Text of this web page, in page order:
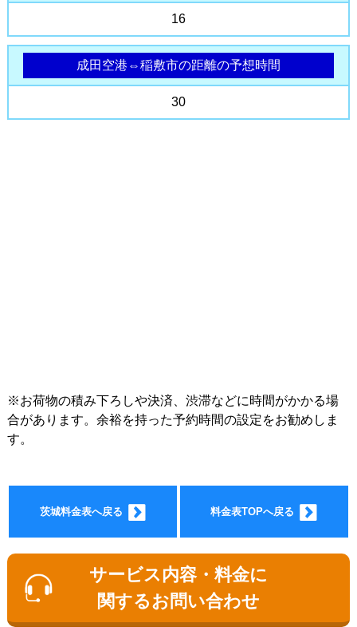
オプショ
ン料金
インフォ
メーショ
ン
16
成田空港⇔稲敷市の距離の予想時間
30
※お荷物の積み下ろしや決済、渋滞などに時間がかかる場
合があります。余裕を持った予約時間の設定をお勧めしま
す。
茨城料金表へ戻る 料金表TOPへ戻る
サービス内容・料金に
関するお問い合わせ